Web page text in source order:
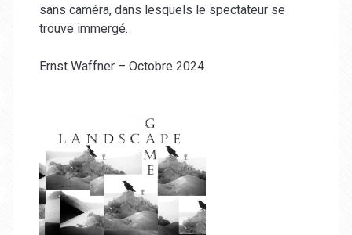
sans caméra, dans lesquels le spectateur se
trouve immergé.
Ernst Waffner – Octobre 2024